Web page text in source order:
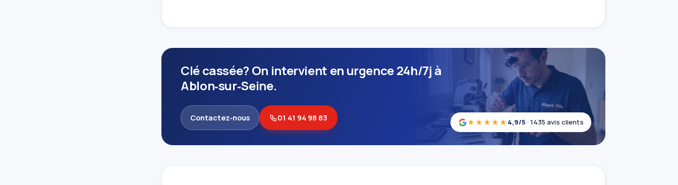
★★★★★4,9/5 · 1435 avis clients
Clé cassée? On intervient en urgence 24h/7j à
Ablon‑sur‑Seine.
Contactez‑nous 01 41 94 98 83